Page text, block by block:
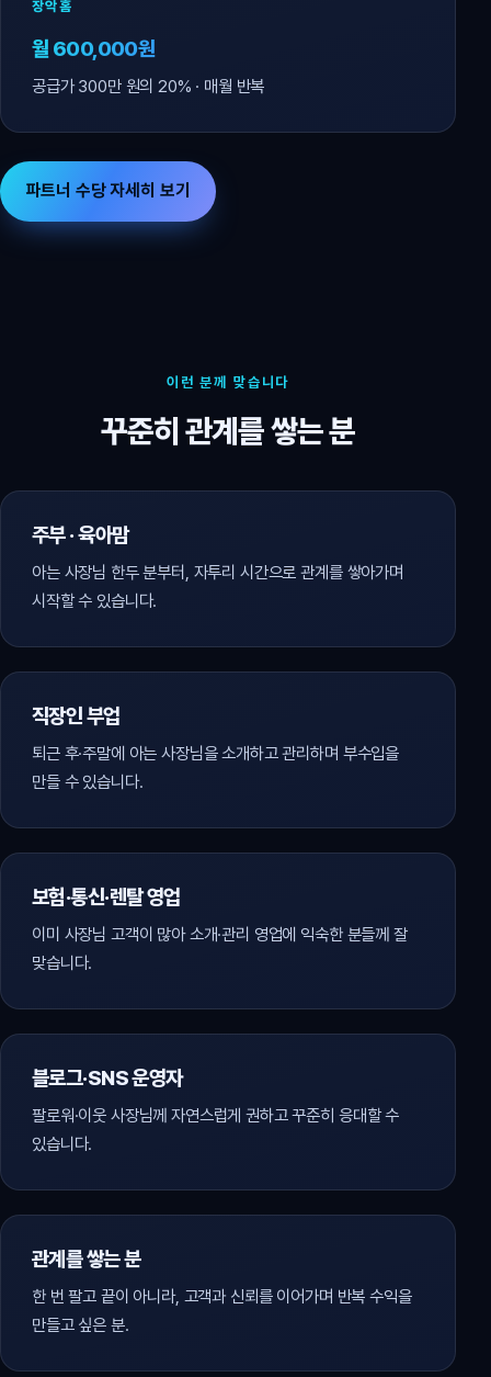
장악홈
월 600,000원
공급가 300만 원의 20% · 매월 반복
파트너 수당 자세히 보기
이런 분께 맞습니다
꾸준히 관계를 쌓는 분
주부 · 육아맘
아는 사장님 한두 분부터, 자투리 시간으로 관계를 쌓아가며
시작할 수 있습니다.
직장인 부업
퇴근 후·주말에 아는 사장님을 소개하고 관리하며 부수입을
만들 수 있습니다.
보험·통신·렌탈 영업
이미 사장님 고객이 많아 소개·관리 영업에 익숙한 분들께 잘
맞습니다.
블로그·SNS 운영자
팔로워·이웃 사장님께 자연스럽게 권하고 꾸준히 응대할 수
있습니다.
관계를 쌓는 분
한 번 팔고 끝이 아니라, 고객과 신뢰를 이어가며 반복 수익을
만들고 싶은 분.